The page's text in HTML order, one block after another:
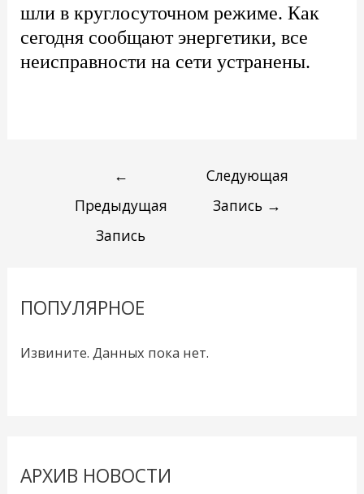
шли в круглосуточном режиме. Как
сегодня сообщают энергетики, все
неисправности на сети устранены.
←
Предыдущая
Запись
Следующая
Запись →
ПОПУЛЯРНОЕ
Извините. Данных пока нет.
АРХИВ НОВОСТИ